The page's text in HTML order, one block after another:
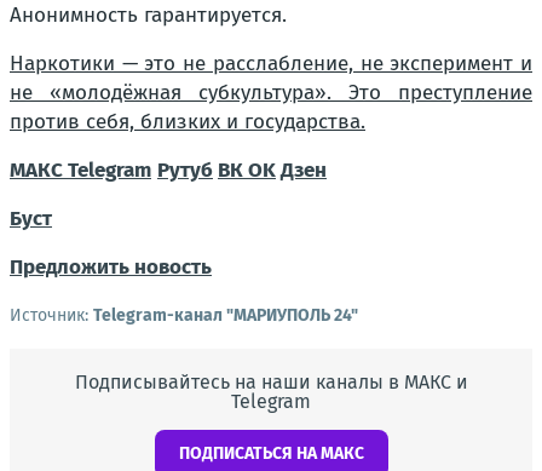
Анонимность гарантируется.
Наркотики — это не расслабление, не эксперимент и
не «молодёжная субкультура». Это преступление
против себя, близких и государства.
МАКСTelegram Рутуб ВКOKДзен
Буст
Предложить новость
Источник: Telegram-канал "МАРИУПОЛЬ 24"
Подписывайтесь на наши каналы в МАКС и
Telegram
ПОДПИСАТЬСЯ НА МАКС